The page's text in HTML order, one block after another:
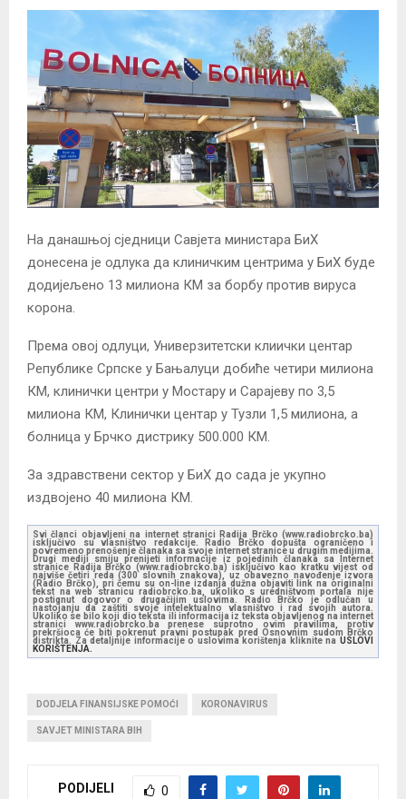
На данашњој сједници Савјета министара БиХ
донесена је одлука да клиничким центрима у БиХ буде
додијељено 13 милиона КМ за борбу против вируса
корона.
Према овој одлуци, Универзитетски клиички центар
Републике Српске у Бањалуци добиће четири милиона
КМ, клинички центри у Мостару и Сарајеву по 3,5
милиона КМ, Клинички центар у Тузли 1,5 милиона, а
болница у Брчко дистрику 500.000 КМ.
За здравствени сектор у БиХ до сада је укупно
издвојено 40 милиона КМ.
Svi članci objavljeni na internet stranici Radija Brčko (www.radiobrcko.ba)
isključivo su vlasništvo redakcije. Radio Brčko dopušta ograničeno i
povremeno prenošenje članaka sa svoje internet stranice u drugim medijima.
Drugi mediji smiju prenijeti informacije iz pojedinih članaka sa Internet
stranice Radija Brčko (www.radiobrcko.ba) isključivo kao kratku vijest od
najviše četiri reda (300 slovnih znakova), uz obavezno navođenje izvora
(Radio Brčko), pri čemu su on-line izdanja dužna objaviti link na originalni
tekst na web stranicu radiobrcko.ba, ukoliko s uredništvom portala nije
postignut dogovor o drugačijim uslovima. Radio Brčko je odlučan u
nastojanju da zaštiti svoje intelektualno vlasništvo i rad svojih autora.
Ukoliko se bilo koji dio teksta ili informacija iz teksta objavljenog na internet
stranici www.radiobrcko.ba prenese suprotno ovim pravilima, protiv
prekršioca će biti pokrenut pravni postupak pred Osnovnim sudom Brčko
distrikta. Za detaljnije informacije o uslovima korištenja kliknite na USLOVI
KORIŠTENJA.
DODJELA FINANSIJSKE POMOĆI KORONAVIRUS
SAVJET MINISTARA BIH
PODIJELI 0